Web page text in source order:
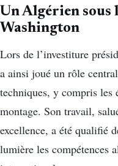
Un Algérien sous
Washington
Lors de l’investiture
a ainsi joué un rôle
techniques, y compris les
montage. Son travail,
excellence, a été qualifié
lumière les compétences